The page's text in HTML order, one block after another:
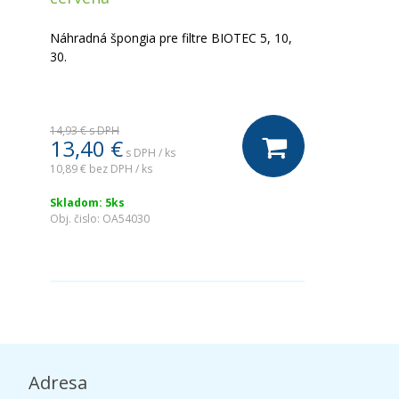
Náhradná špongia pre filtre BIOTEC 5, 10,
30.
14,93 €s DPH
13,40 € s DPH / ks
10,89 € bez DPH / ks
Skladom: 5ks
Obj. čislo: OA54030
Adresa